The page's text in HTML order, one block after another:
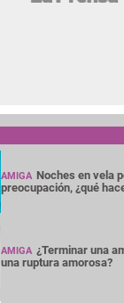
AMIGA Noches en vela
preocupación, ¿qué
AMIGA ¿Terminar una
una ruptura amorosa?